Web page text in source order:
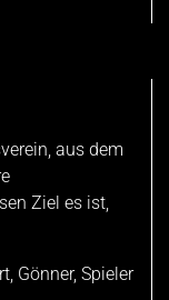
aus dem
Ziel es ist,
Gönner, Spieler